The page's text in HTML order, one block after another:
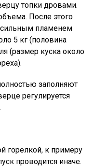
топки дровами.
После этого
пламенем
5 кг (половина
(размер куска около
заполняют
регулируется
горелкой, к примеру
проводится иначе.